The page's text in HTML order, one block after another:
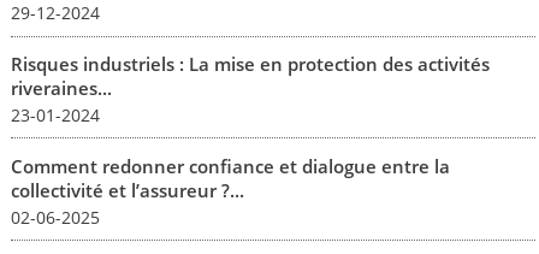
29-12-2024
Risques industriels : La mise en protection des activités
riveraines...
23-01-2024
Comment redonner confiance et dialogue entre la
collectivité et l’assureur ?...
02-06-2025